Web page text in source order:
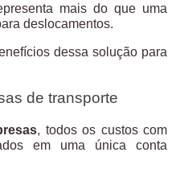
mais do que uma
deslocamentos.
dessa solução para
de transporte
, todos os custos com
em uma única conta